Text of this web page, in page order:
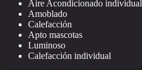
Aire Acondicionado individual
Amoblado
Calefacción
Apto mascotas
Luminoso
Calefacción individual